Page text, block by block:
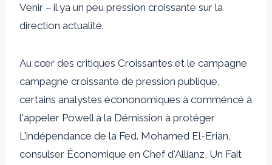
Venir – il ya un peu pression croissante sur la
direction actualité.
Au cœr des critiques Croissantes et le campagne
campagne croissante de pression publique,
certains analystes écononomiques à comméncé à
l'appeler Powell à la Démission à protéger
L'indépendance de la Fed. Mohamed El-Erian,
consulser Économique en Chef d'Allianz, Un Fait